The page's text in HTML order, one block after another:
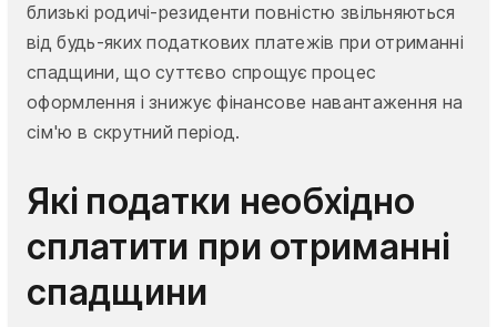
близькі родичі-резиденти повністю звільняються
від будь-яких податкових платежів при отриманні
спадщини, що суттєво спрощує процес
оформлення і знижує фінансове навантаження на
сім'ю в скрутний період.
Які податки необхідно
сплатити при отриманні
спадщини